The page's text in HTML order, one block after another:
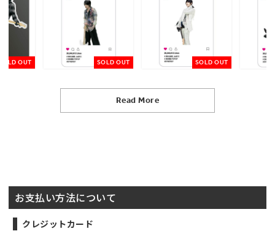
OUT SOLD OUT SOLD OUT
Read More
お支払い方法について
クレジットカード